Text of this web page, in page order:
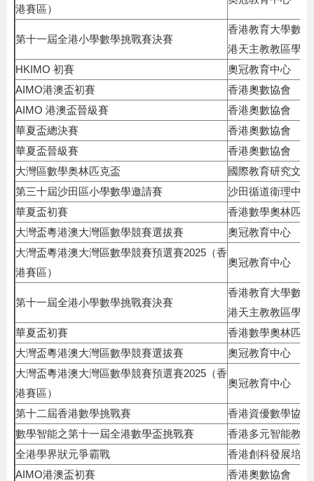
港賽區）
第十一屆全港小學數學挑戰賽決賽
香港教育大學數
港天主教教區學
HKIMO 初賽
奧冠教育中心
AIMO港澳盃初賽
香港奧數協會
AIMO 港澳盃晉級賽
香港奧數協會
華夏盃總決賽
香港奧數協會
華夏盃晉級賽
香港奧數協會
大灣區數學奥林匹克盃
國際教育研究文
第三十屆沙田區小學數學邀請賽
沙田循道衞理中學
華夏盃初賽
香港數學奧林匹
大灣盃粵港澳大灣區數學競賽選拔賽
奧冠教育中心
大灣盃粵港澳大灣區數學競賽預選賽2025（香
港賽區）
奧冠教育中心
第十一屆全港小學數學挑戰賽決賽
香港教育大學數
港天主教教區學
華夏盃初賽
香港數學奧林匹
大灣盃粵港澳大灣區數學競賽選拔賽
奧冠教育中心
大灣盃粵港澳大灣區數學競賽預選賽2025（香
港賽區）
奧冠教育中心
第十二屆香港數學挑戰賽
香港資優數學協會
數學智能之第十一屆全港數學盃挑戰賽
香港多元智能教
全港學界狀元爭霸戰
香港創科發展培
AIMO港澳盃初賽
香港奧數協會